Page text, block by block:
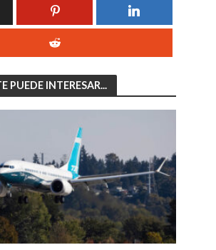
PUEDE INTERESAR...